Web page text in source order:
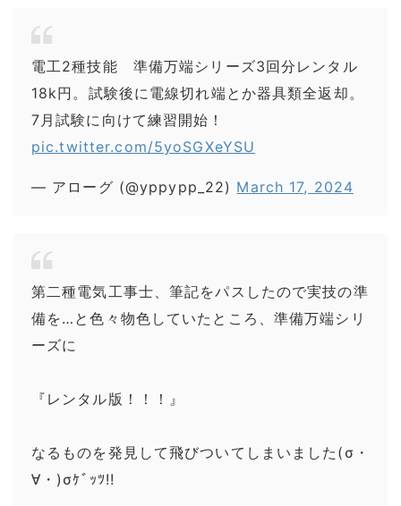
電工2種技能 準備万端シリーズ3回分レンタル
18k円。試験後に電線切れ端とか器具類全返却。
7月試験に向けて練習開始！
pic.twitter.com/5yoSGXeYSU
— アローグ (@yppypp_22) March 17, 2024
第二種電気工事士、筆記をパスしたので実技の準
備を…と色々物色していたところ、準備万端シリ
ーズに
『レンタル版！！！』
なるものを発見して飛びついてしまいました(σ・
∀・)σｹﾞｯﾂ!!